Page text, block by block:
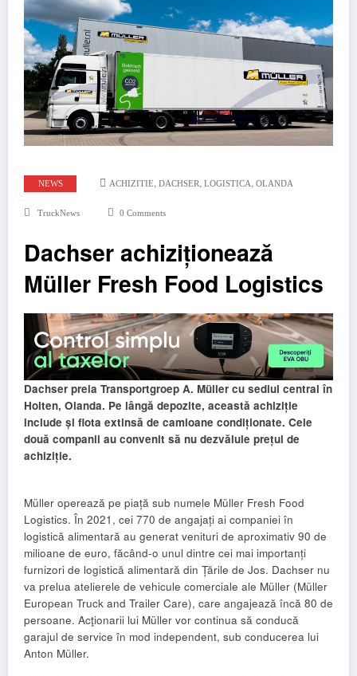
NEWS ACHIZITIE, DACHSER, LOGISTICA, OLANDA
TruckNews 0 Comments
Dachser achiziționează
Müller Fresh Food Logistics
Dachser preia Transportgroep A. Müller cu sediul central în
Holten, Olanda. Pe lângă depozite, această achiziție
include și flota extinsă de camioane condiționate. Cele
două companii au convenit să nu dezvăluie prețul de
achiziție.
Müller operează pe piață sub numele Müller Fresh Food
Logistics. În 2021, cei 770 de angajați ai companiei în
logistică alimentară au generat venituri de aproximativ 90 de
milioane de euro, făcând-o unul dintre cei mai importanți
furnizori de logistică alimentară din Țările de Jos. Dachser nu
va prelua atelierele de vehicule comerciale ale Müller (Müller
European Truck and Trailer Care), care angajează încă 80 de
persoane. Acţionarii lui Müller vor continua să conducă
garajul de service în mod independent, sub conducerea lui
Anton Müller.